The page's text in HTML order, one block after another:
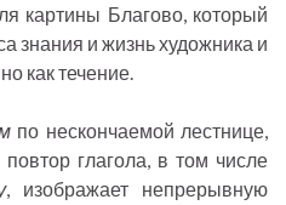
картины Благово, который
знания и жизнь художника и
как течение.
по нескончаемой лестнице,
глагола, в том числе
, изображает непрерывную